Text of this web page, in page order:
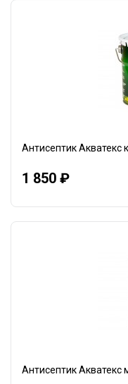
Антисептик Акватекс
1 850 ₽
Антисептик Акватекс